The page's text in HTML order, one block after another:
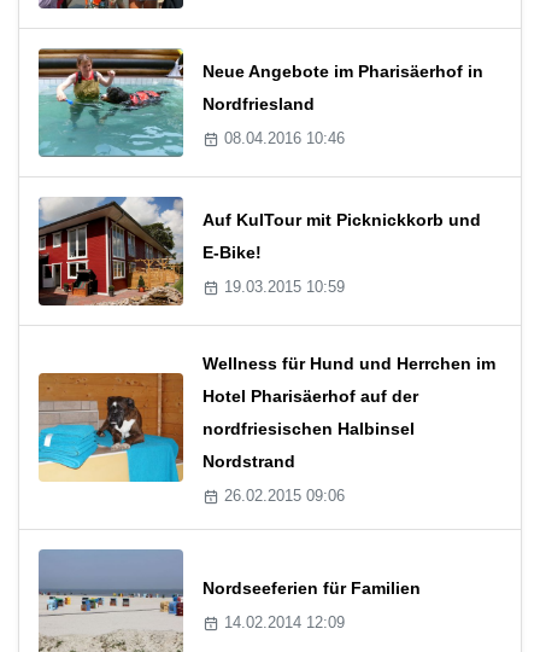
Neue Angebote im Pharisäerhof in
Nordfriesland
08.04.2016 10:46
Auf KulTour mit Picknickkorb und
E-Bike!
19.03.2015 10:59
Wellness für Hund und Herrchen im
Hotel Pharisäerhof auf der
nordfriesischen Halbinsel
Nordstrand
26.02.2015 09:06
Nordseeferien für Familien
14.02.2014 12:09